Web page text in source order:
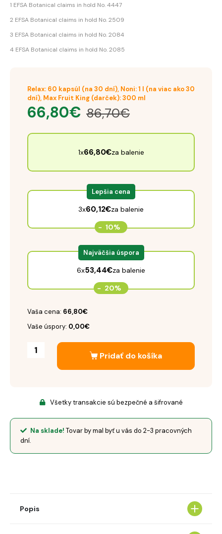
1 EFSA Botanical claims in hold No. 4447
2 EFSA Botanical claims in hold No. 2509
3 EFSA Botanical claims in hold No. 2084
4 EFSA Botanical claims in hold No. 2085
Relax: 60 kapsúl (na 30 dní), Noni: 1 l (na viac ako 30
dní), Max Fruit King (darček): 300 ml
86,70€
66,80€
1x66,80€za balenie
3x60,12€za balenie
- 10%
Lepšia cena
6x53,44€za balenie
- 20%
Najväčšia úspora
Vaša cena: 66,80€
Vaše úspory: 0,00€
Pridať do košíka
Všetky transakcie sú bezpečné a šifrované
Na sklade! Tovar by mal byť u vás do 2-3 pracovných
dní.
Popis